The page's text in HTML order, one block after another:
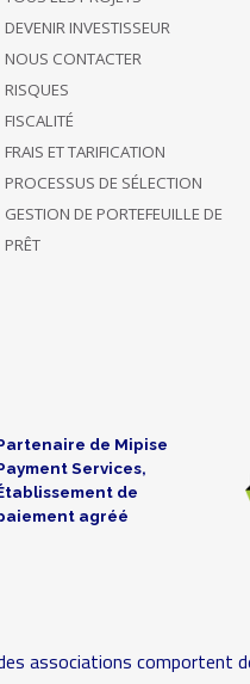
DEVENIR INVESTISSEUR
NOUS CONTACTER
RISQUES
FISCALITÉ
FRAIS ET TARIFICATION
PROCESSUS DE SÉLECTION
GESTION DE PORTEFEUILLE DE
PRÊT
de Mipise
Services,
de
agréé
associations comportent